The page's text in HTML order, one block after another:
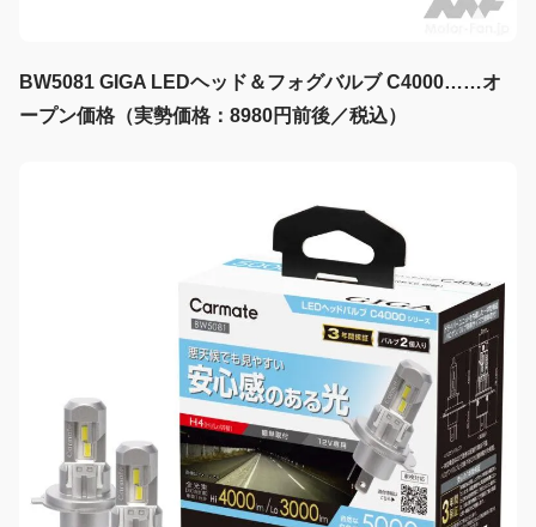
BW5081 GIGA LEDヘッド＆フォグバルブ C4000……オ
ープン価格（実勢価格：8980円前後／税込）